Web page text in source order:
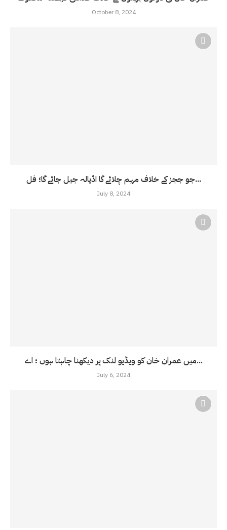
October 8, 2024
جو ججز کے خلاف مہم چلائے گا اڈیالہ جیل جائے گا؛ فل...
July 8, 2024
میں عمران خان کو ویڈیو لنک پر دیکھنا چاہتا ہوں ؛ اے...
July 6, 2024